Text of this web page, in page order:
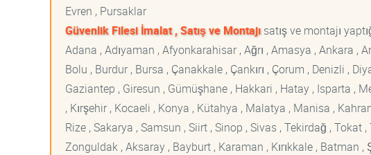
Evren , Pursaklar
Güvenlik Filesi İmalat , Satış ve Montajısatış ve montajı
Adana , Adıyaman , Afyonkarahisar , Ağrı , Amasya , Ankara ,
Bolu , Burdur , Bursa , Çanakkale , Çankırı , Çorum , Denizli ,
Gaziantep , Giresun , Gümüşhane , Hakkari , Hatay , Isparta ,
, Kırşehir , Kocaeli , Konya , Kütahya , Malatya , Manisa ,
Rize , Sakarya , Samsun , Siirt , Sinop , Sivas , Tekirdağ , Tokat
Zonguldak , Aksaray , Bayburt , Karaman , Kırıkkale , Batman ,